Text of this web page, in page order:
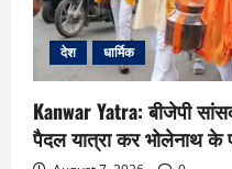
देश धार्मिक
Kanwar Yatra: बीजेपी
पैदल यात्रा कर भोलेनाथ के